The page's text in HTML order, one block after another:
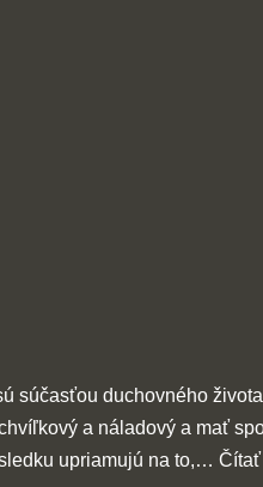
súčasťou duchovného
a náladový a mať
upriamujú na to,… Čítať